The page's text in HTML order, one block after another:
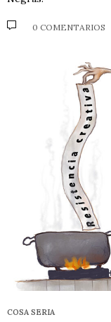
0 COMENTARIOS
COSA SERIA